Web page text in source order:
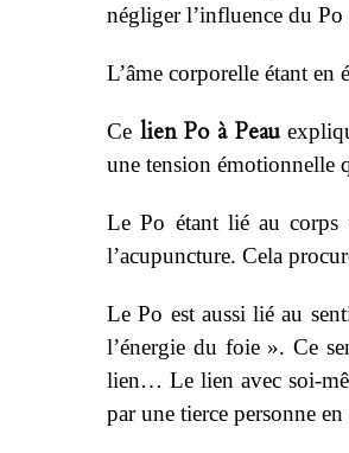
négliger l’influence du
L’âme corporelle étant en
Ce lien Po à Peau
une tension émotionnelle
Le Po étant lié au corps
l’acupuncture. Cela
Le Po est aussi lié au
l’énergie du foie ». Ce
lien… Le lien avec soi-
par une tierce personne